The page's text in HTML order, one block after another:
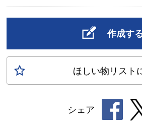
作成す
ほしい物 リスト
シェア